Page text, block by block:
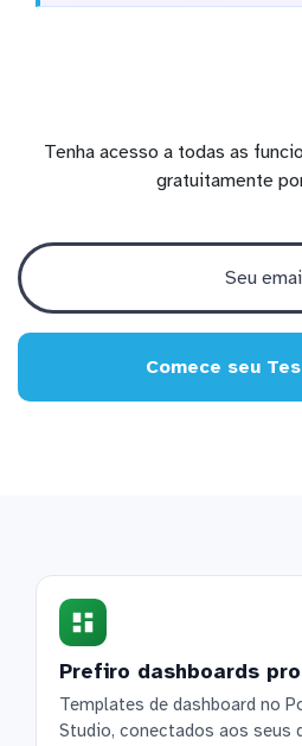
Tenha acesso a todas as
gratuitamente
Comece seu
Prefiro dashboards
Templates de dashboard no
Studio, conectados aos seus